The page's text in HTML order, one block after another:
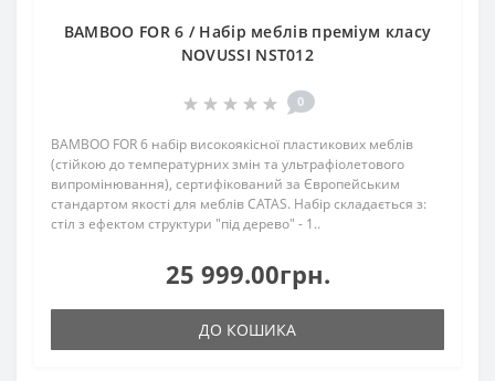
BAMBOO FOR 6 / Набір меблів преміум класу
NOVUSSI NST012
0
BAMBOO FOR 6 набір високоякісної пластикових меблів
(стійкою до температурних змін та ультрафіолетового
випромінювання), сертифікований за Європейським
стандартом якості для меблів CATAS. Набір складається з:
стіл з ефектом структури "під дерево" - 1..
25 999.00грн.
ДО КОШИКА